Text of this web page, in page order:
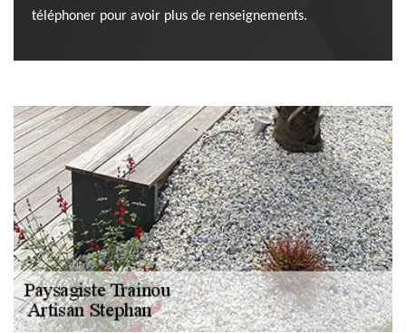
téléphoner pour avoir plus de renseignements.